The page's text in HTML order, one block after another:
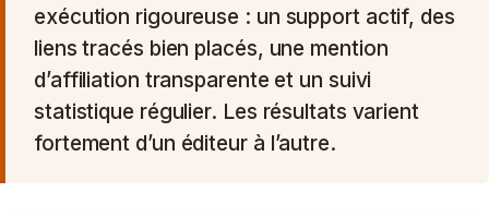
exécution rigoureuse : un support actif, des
liens tracés bien placés, une mention
d’affiliation transparente et un suivi
statistique régulier. Les résultats varient
fortement d’un éditeur à l’autre.